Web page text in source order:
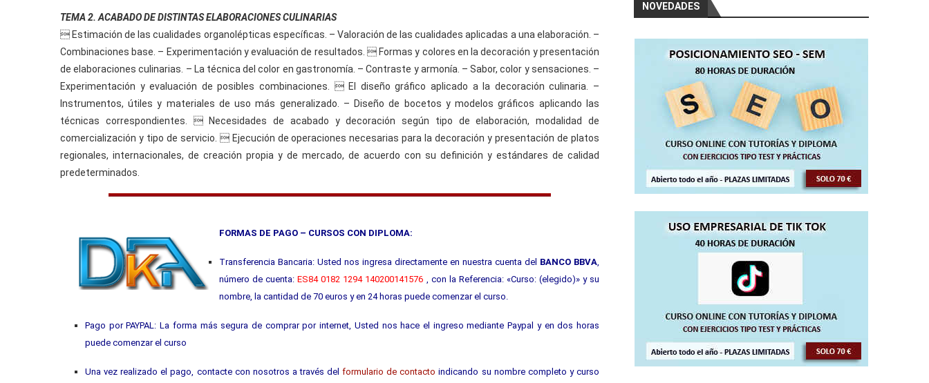
TEMA 2. ACABADO DE DISTINTAS ELABORACIONES CULINARIAS
 Estimación de las cualidades organolépticas específicas. – Valoración de las cualidades aplicadas a una elaboración. –
Combinaciones base. – Experimentación y evaluación de resultados.  Formas y colores en la decoración y presentación
de elaboraciones culinarias. – La técnica del color en gastronomía. – Contraste y armonía. – Sabor, color y sensaciones. –
Experimentación y evaluación de posibles combinaciones.  El diseño gráfico aplicado a la decoración culinaria. –
Instrumentos, útiles y materiales de uso más generalizado. – Diseño de bocetos y modelos gráficos aplicando las
técnicas correspondientes.  Necesidades de acabado y decoración según tipo de elaboración, modalidad de
comercialización y tipo de servicio.  Ejecución de operaciones necesarias para la decoración y presentación de platos
regionales, internacionales, de creación propia y de mercado, de acuerdo con su definición y estándares de calidad
predeterminados.
FORMAS DE PAGO – CURSOS CON DIPLOMA:
Transferencia Bancaria: Usted nos ingresa directamente en nuestra cuenta del BANCO BBVA,
número de cuenta: ES84 0182 1294 140200141576 , con la Referencia: «Curso: (elegido)» y su
nombre, la cantidad de 70 euros y en 24 horas puede comenzar el curso.
Pago por PAYPAL: La forma más segura de comprar por internet, Usted nos hace el ingreso mediante Paypal y en dos horas
puede comenzar el curso
Una vez realizado el pago, contacte con nosotros a través delformulario de contacto indicando su nombre completo y curso
NOVEDADES